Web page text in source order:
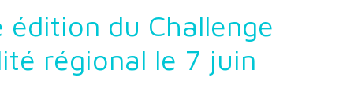
édition du Challenge
régional le 7 juin